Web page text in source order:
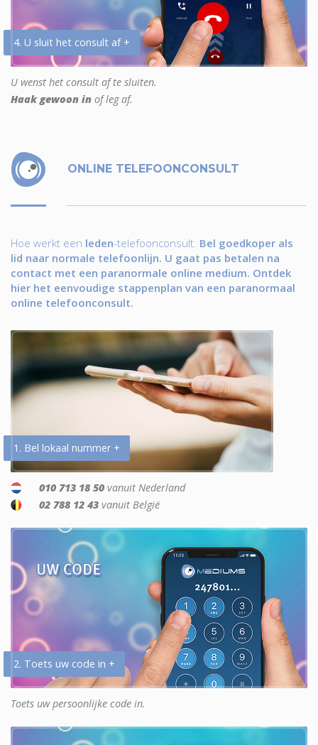
4. U sluit het consult af +
U wenst het consult af te sluiten.
Haak gewoon in of leg af.
ONLINE TELEFOONCONSULT
Hoe werkt een leden-telefoonconsult. Bel goedkoper als
lid naar normale telefoonlijn. U gaat pas betalen na
contact met een paranormale online medium. Ontdek
hier het eenvoudige stappenplan van een paranormaal
online telefoonconsult.
1. Bel lokaal nummer +
010 713 18 50 vanuit Nederland
02 788 12 43 vanuit België
2. Toets uw code in +
Toets uw persoonlijke code in.